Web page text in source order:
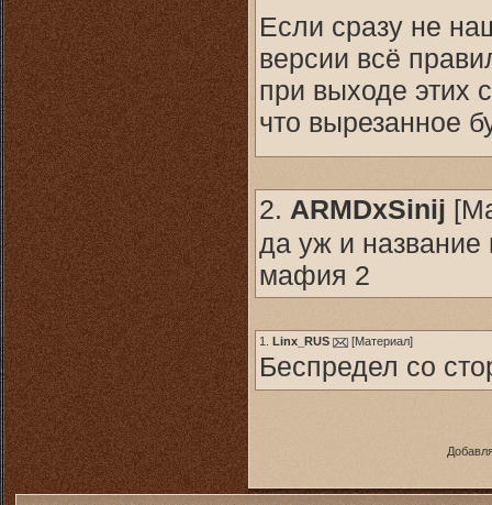
Если сразу не
версии всё
при выходе этих
что вырезанное
2. ARMDxSinij [
да уж и
мафия 2
1. Linx_RUS [Материал]
Беспредел со